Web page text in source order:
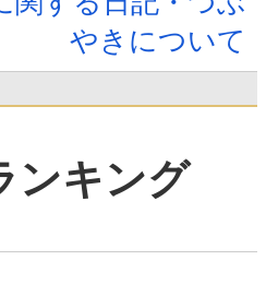
やきについて
ンキング